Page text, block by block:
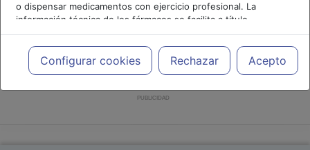
o dispensar medicamentos con ejercicio profesional. La
información técnica de los fármacos se facilita a título
meramente informativo, siendo responsabilidad de los
profesionales facultados prescribir medicamentos y decidir, en
cada caso concreto, el tratamiento más adecuado a las
necesidades del paciente.
Configurar cookies Rechazar Acepto
PUBLICIDAD